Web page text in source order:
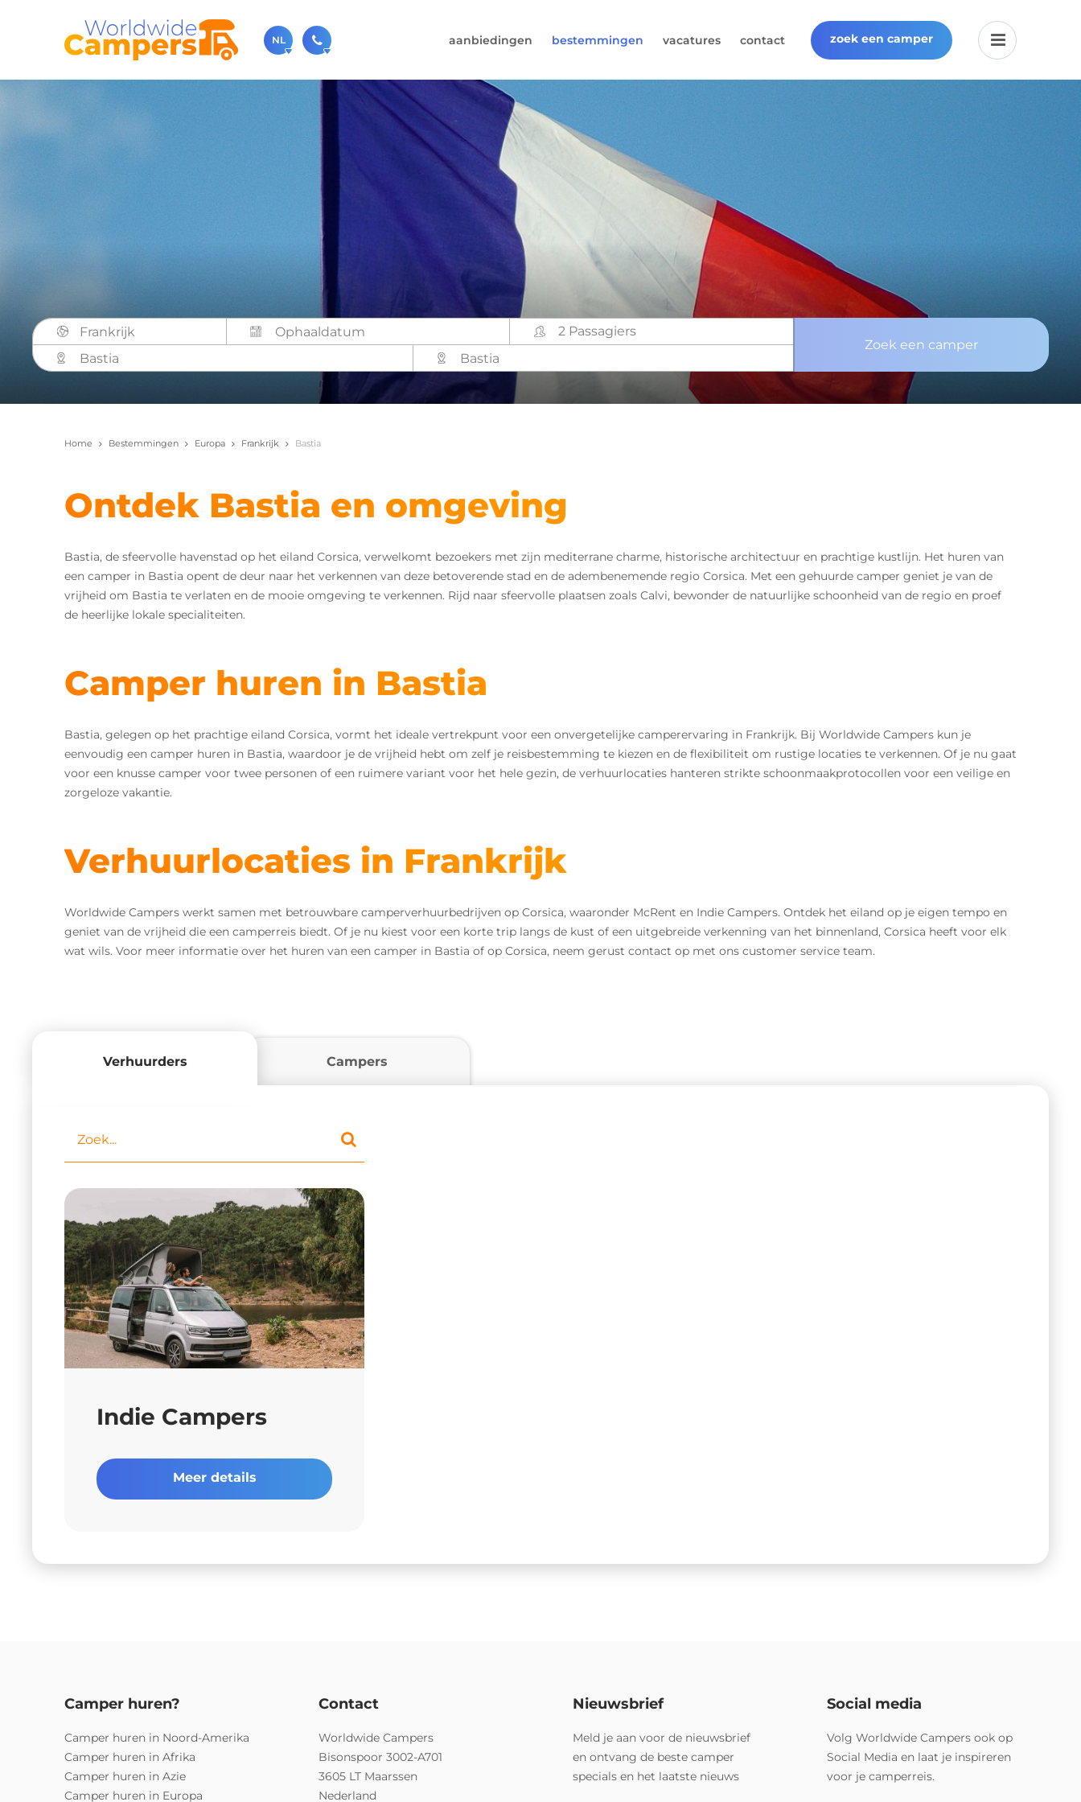
NL
030-6974964
Bel ons gerust (beschikbaar ma t/m vr van 9u tot 17u).
sales@worldwidecampers.com
Je kunt ons natuurlijk ook altijd een mailtje sturen.
aanbiedingen bestemmingen vacatures contact zoek een camper
Frankrijk
2 Passagiers
Bastia
Bastia
Zoek een camper
Home Bestemmingen Europa Frankrijk Bastia
Ontdek Bastia en omgeving
Bastia, de sfeervolle havenstad op het eiland Corsica, verwelkomt bezoekers met zijn mediterrane charme, historische architectuur en prachtige kustlijn. Het huren van
een camper in Bastia opent de deur naar het verkennen van deze betoverende stad en de adembenemende regio Corsica. Met een gehuurde camper geniet je van de
vrijheid om Bastia te verlaten en de mooie omgeving te verkennen. Rijd naar sfeervolle plaatsen zoals Calvi, bewonder de natuurlijke schoonheid van de regio en proef
de heerlijke lokale specialiteiten.
Camper huren in Bastia
Bastia, gelegen op het prachtige eiland Corsica, vormt het ideale vertrekpunt voor een onvergetelijke camperervaring in Frankrijk. Bij Worldwide Campers kun je
eenvoudig een camper huren in Bastia, waardoor je de vrijheid hebt om zelf je reisbestemming te kiezen en de flexibiliteit om rustige locaties te verkennen. Of je nu gaat
voor een knusse camper voor twee personen of een ruimere variant voor het hele gezin, de verhuurlocaties hanteren strikte schoonmaakprotocollen voor een veilige en
zorgeloze vakantie.
Verhuurlocaties in Frankrijk
Worldwide Campers werkt samen met betrouwbare camperverhuurbedrijven op Corsica, waaronder McRent en Indie Campers. Ontdek het eiland op je eigen tempo en
geniet van de vrijheid die een camperreis biedt. Of je nu kiest voor een korte trip langs de kust of een uitgebreide verkenning van het binnenland, Corsica heeft voor elk
wat wils. Voor meer informatie over het huren van een camper in Bastia of op Corsica, neem gerust contact op met ons customer service team.
Verhuurders Campers
Indie Campers
Meer details
Camper huren?
Camper huren in Noord-Amerika
Camper huren in Afrika
Camper huren in Azie
Camper huren in Europa
Contact
Worldwide Campers
Bisonspoor 3002-A701
3605 LT Maarssen
Nederland
Nieuwsbrief
Meld je aan voor de nieuwsbrief
en ontvang de beste camper
specials en het laatste nieuws
Social media
Volg Worldwide Campers ook op
Social Media en laat je inspireren
voor je camperreis.